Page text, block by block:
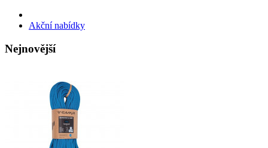
Akční nabídky
Nejnovější